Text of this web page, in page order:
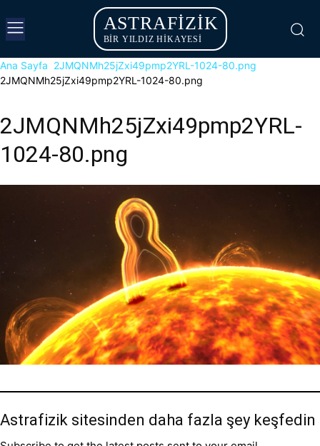
ASTRAFIZIK
BİR YILDIZ HİKAYESİ
Ana Sayfa 2JMQNMh25jZxi49pmp2YRL-1024-80.png
2JMQNMh25jZxi49pmp2YRL-1024-80.png
2JMQNMh25jZxi49pmp2YRL-
1024-80.png
Astrafizik sitesinden daha fazla şey keşfedin